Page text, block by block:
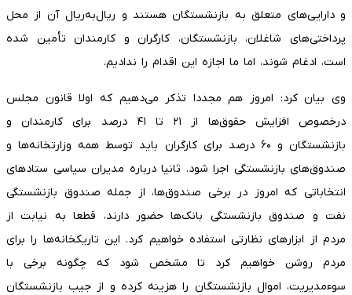
و دارایی‌های متعلق به بازنشستگان هستند و ریال‌به‌ریال آن از محل
پرداختی‌های شاغلان، بازنشستگان، کارگران و کارمندان تأمین شده
است، ادغام شوند، اما ما اجازه این اقدام را ندادیم.
وی بیان کرد: امروز هم مجددا تذکر می‌دهیم که اولا قانون مجلس
درخصوص افزایش حقوق‌ها از ۲۱ تا ۴۱ درصد برای کارمندان و
بازنشستگان و ۶۰ درصد برای کارگران باید توسط همه وزارتخانه‌ها و
صندوق‌های بازنشستگی اجرا شود. ثانیا درباره مدیران سیاسی ستادهای
انتخاباتی که امروز در برخی صندوق‌ها، از جمله صندوق بازنشستگی
نفت و صندوق بازنشستگی بانک‌ها حضور دارند، قطعا به نیابت از
مردم از ابزارهای نظارتی استفاده خواهیم کرد. این تاریکخانه‌ها را برای
مردم روشن خواهیم کرد تا مشخص شود که چگونه برخی با
سوءمدیریت، اموال بازنشستگان را هزینه کرده و از جیب بازنشستگان